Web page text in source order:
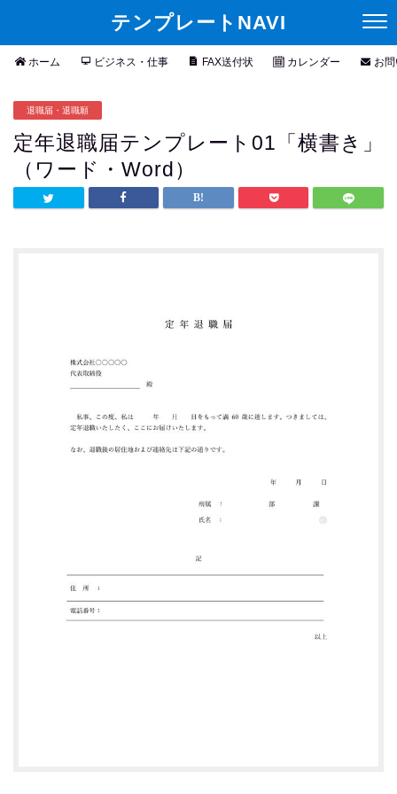
テンプレートNAVI
ホーム ビジネス・仕事 FAX送付状 カレンダー お
退職届・退職願
定年退職届テンプレート01「横書き」
（ワード・Word）